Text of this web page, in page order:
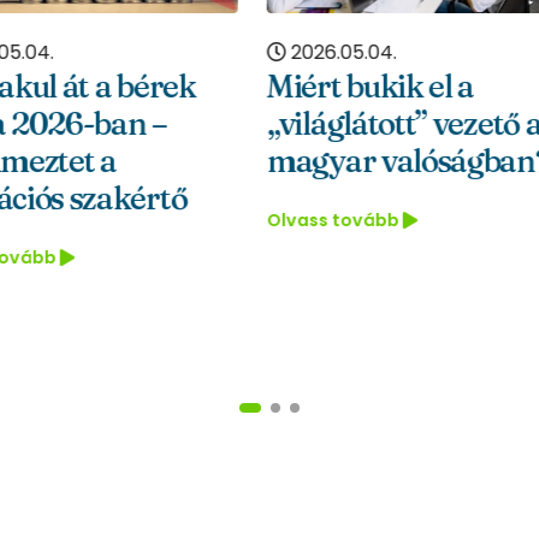
bukik el a
vezető a
valóságban?
munkavállalók
költöztetésén?
Olvass tovább